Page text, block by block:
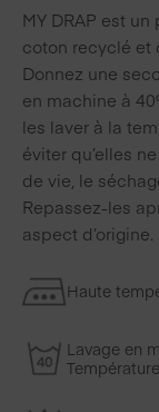
MY DRAP est
coton recyclé et
Donnez une
en machine à
les laver à la
éviter qu’elles
de vie, le
Repassez-les
aspect d’origine.
Haute
Lavage en